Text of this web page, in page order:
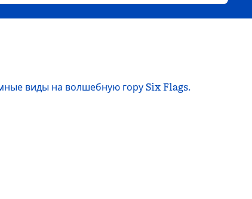
виды на волшебную гору Six Flags.